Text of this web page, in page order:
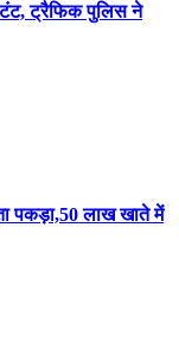
ट्रैफिक पुलिस ने
पकड़ा,50 लाख खाते में